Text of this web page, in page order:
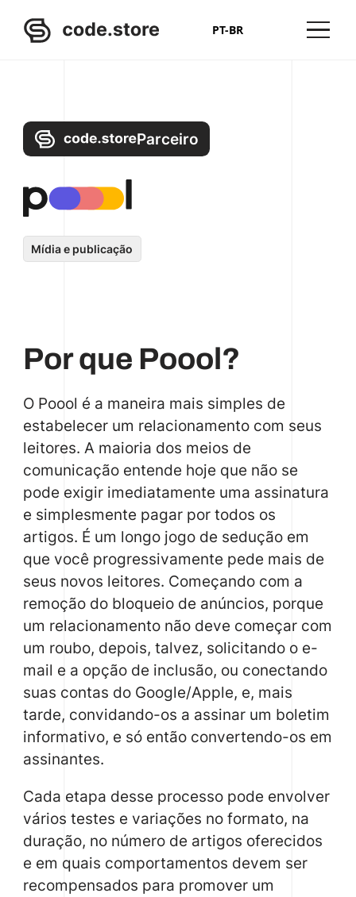
PT-BR
Parceiro
Mídia e publicação
Por que Poool?
O Poool é a maneira mais simples de
estabelecer um relacionamento com seus
leitores. A maioria dos meios de
comunicação entende hoje que não se
pode exigir imediatamente uma assinatura
e simplesmente pagar por todos os
artigos. É um longo jogo de sedução em
que você progressivamente pede mais de
seus novos leitores. Começando com a
remoção do bloqueio de anúncios, porque
um relacionamento não deve começar com
um roubo, depois, talvez, solicitando o e-
mail e a opção de inclusão, ou conectando
suas contas do Google/Apple, e, mais
tarde, convidando-os a assinar um boletim
informativo, e só então convertendo-os em
assinantes.
Cada etapa desse processo pode envolver
vários testes e variações no formato, na
duração, no número de artigos oferecidos
e em quais comportamentos devem ser
recompensados para promover um